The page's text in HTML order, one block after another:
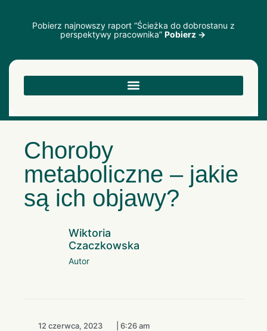
Pobierz najnowszy raport “Ścieżka do dobrostanu z
perspektywy pracownika” Pobierz →
Choroby
metaboliczne – jakie
są ich objawy?
Wiktoria
Czaczkowska
Autor
12 czerwca, 2023
6:26 am